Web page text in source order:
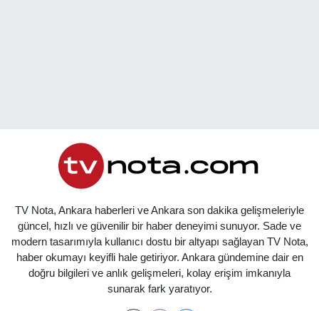
TV Nota, Ankara haberleri ve Ankara son dakika gelişmeleriyle
güncel, hızlı ve güvenilir bir haber deneyimi sunuyor. Sade ve
modern tasarımıyla kullanıcı dostu bir altyapı sağlayan TV Nota,
haber okumayı keyifli hale getiriyor. Ankara gündemine dair en
doğru bilgileri ve anlık gelişmeleri, kolay erişim imkanıyla
sunarak fark yaratıyor.